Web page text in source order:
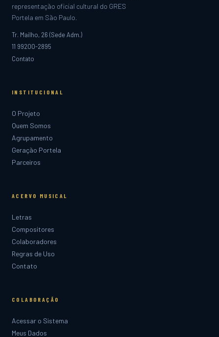
representação oficial cultural do GRES
Portela em São Paulo.
Tr. Mailho, 26 (Sede Adm.)
11 99200-2895
Contato
INSTITUCIONAL
O Projeto
Quem Somos
Agrupamento
Geração Portela
Parceiros
ACERVO MUSICAL
Letras
Compositores
Colaboradores
Regras de Uso
Contato
COLABORAÇÃO
Acessar o Sistema
Meus Dados